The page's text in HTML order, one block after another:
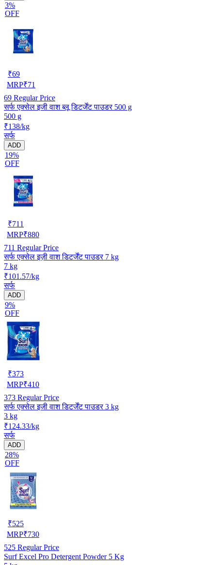
3%
OFF
₹69
MRP₹71
69 Regular Price
सर्फ एक्सेल इजी वाश ब्लू डिटर्जेंट पाउडर 500 g
500 g
₹138/kg
सर्फ
ADD
19%
OFF
₹711
MRP₹880
711 Regular Price
सर्फ एक्सेल इज़ी वाश डिटर्जेंट पाउडर 7 kg
7 kg
₹101.57/kg
सर्फ
ADD
9%
OFF
₹373
MRP₹410
373 Regular Price
सर्फ एक्सेल इजी वाश डिटर्जेंट पाउडर 3 kg
3 kg
₹124.33/kg
सर्फ
ADD
28%
OFF
₹525
MRP₹730
525 Regular Price
Surf Excel Pro Detergent Powder 5 Kg